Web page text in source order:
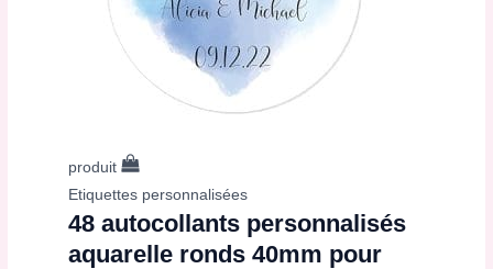
produit
Etiquettes personnalisées
48 autocollants personnalisés
aquarelle ronds 40mm pour